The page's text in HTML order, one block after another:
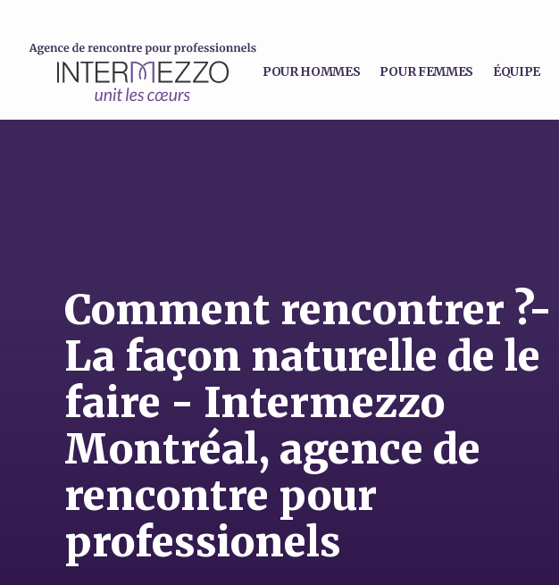
POUR HOMMES POUR FEMMES ÉQUIPE
Comment rencontrer ?-
La façon naturelle de le
faire - Intermezzo
Montréal, agence de
rencontre pour
professionels